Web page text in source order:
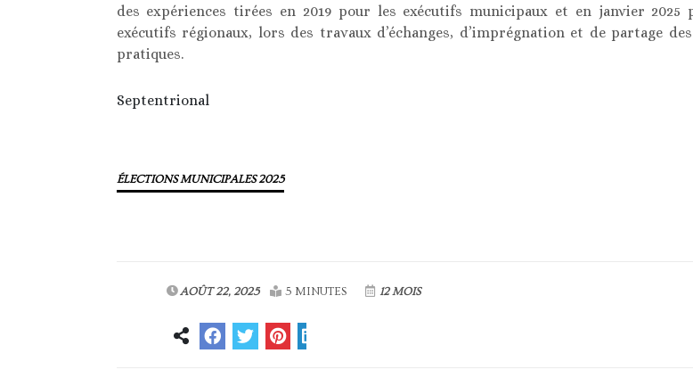
des expériences tirées en 2019 pour les exécutifs municipaux et en janvier 2025
exécutifs régionaux, lors des travaux d’échanges, d’imprégnation et de partage
pratiques.
Septentrional
ÉLECTIONS MUNICIPALES 2025
AOÛT 22, 2025 5 MINUTES 12 MOIS